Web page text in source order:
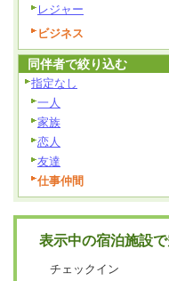
レジャー
ビジネス
同伴者で絞り込む
指定なし
一人
家族
恋人
友達
仕事仲間
表示中の宿泊施設
チェックイン